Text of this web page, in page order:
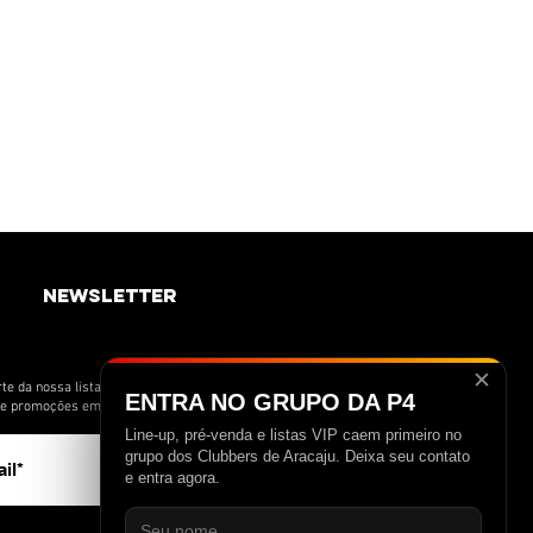
newsletter
da nossa lista de novidades e receba
promoções em primeira mão.
>
✕
ENTRA NO GRUPO DA P4
Line-up, pré-venda e listas VIP caem primeiro no
grupo dos Clubbers de Aracaju. Deixa seu contato
e entra agora.